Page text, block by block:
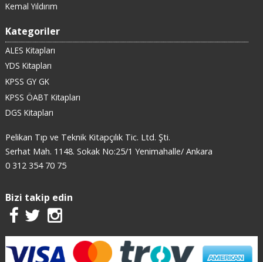
Kemal Yıldırım
Kategoriler
ALES Kitapları
YDS Kitapları
KPSS GY GK
KPSS ÖABT Kitapları
DGS Kitapları
Pelikan Tıp ve Teknik Kitapçılık Tic. Ltd. Şti.
Serhat Mah. 1148. Sokak No:25/1 Yenimahalle/ Ankara
0 312 354 70 75
Bizi takip edin